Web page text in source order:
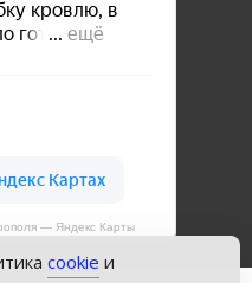
— Яндекс Карты
cookie и